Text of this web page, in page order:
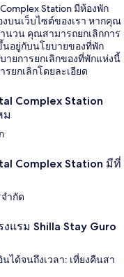
Station มีห้องพัก
บนเว็บไซต์ของเรา หากคุณ
นวน คุณสามารถยกเลิกการ
อยู่กับนโยบายของที่พัก
ยการยกเลิกของที่พักแห่งนี้
ยกเลิกโดยละเอียด
Complex Station
ม
Complex Station มีที่
ำกัด
งแรม Shilla Stay Guro
ได้จนถึงเวลา: เที่ยงคืนสา